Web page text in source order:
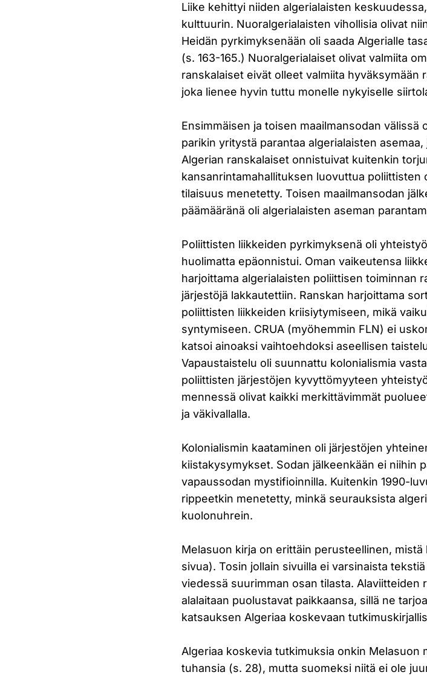
Liike kehittyi niiden algerialaisten
kulttuurin. Nuoralgerialaisten vihollisia olivat
Heidän pyrkimyksenään oli saada Algerialle
(s. 163-165.) Nuoralgerialaiset olivat valmiita
ranskalaiset eivät olleet valmiita hyväksymään
joka lienee hyvin tuttu monelle nykyiselle
Ensimmäisen ja toisen maailmansodan välissä
parikin yritystä parantaa algerialaisten
Algerian ranskalaiset onnistuivat kuitenkin
kansanrintamahallituksen luovuttua poliittisten
tilaisuus menetetty. Toisen maailmansodan
päämääränä oli algerialaisten aseman
Poliittisten liikkeiden pyrkimyksenä oli
huolimatta epäonnistui. Oman vaikeutensa
harjoittama algerialaisten poliittisen toiminnan
järjestöjä lakkautettiin. Ranskan harjoittama
poliittisten liikkeiden kriisiytymiseen, mikä
syntymiseen. CRUA (myöhemmin FLN) ei
katsoi ainoaksi vaihtoehdoksi aseellisen
Vapaustaistelu oli suunnattu kolonialismia
poliittisten järjestöjen kyvyttömyyteen
mennessä olivat kaikki merkittävimmät
ja väkivallalla.
Kolonialismin kaataminen oli järjestöjen
kiistakysymykset. Sodan jälkeenkään ei niihin
vapaussodan mystifioinnilla. Kuitenkin 1990-
rippeetkin menetetty, minkä seurauksista
kuolonuhrein.
Melasuon kirja on erittäin perusteellinen,
sivua). Tosin jollain sivuilla ei varsinaista
viedessä suurimman osan tilasta. Alaviitteiden
alalaitaan puolustavat paikkaansa, sillä ne
katsauksen Algeriaa koskevaan
Algeriaa koskevia tutkimuksia onkin Melasuon
tuhansia (s. 28), mutta suomeksi niitä ei ole